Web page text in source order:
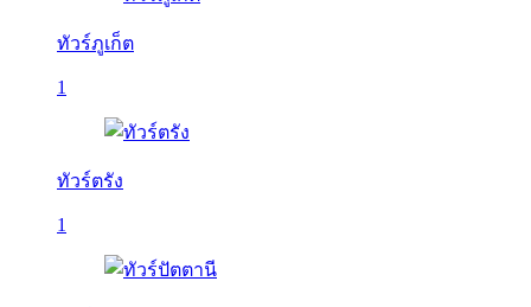
ทัวร์ภูเก็ต
1
ทัวร์ตรัง
1